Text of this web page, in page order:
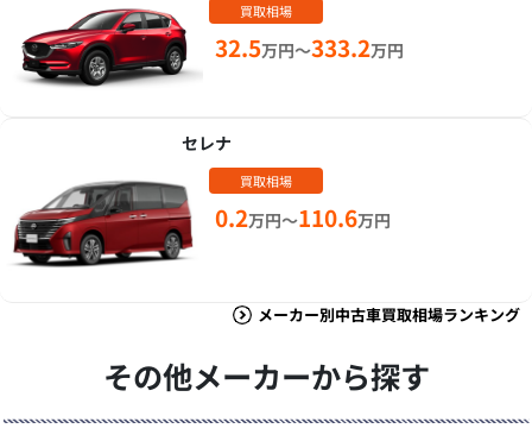
買取相場
32.5万円～333.2万円
セレナ
買取相場
0.2万円～110.6万円
メーカー別中古車買取相場ランキング
その他メーカーから探す